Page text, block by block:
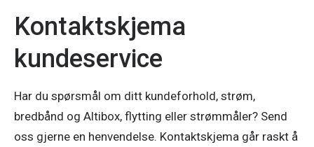
Kontaktskjema
kundeservice
Har du spørsmål om ditt kundeforhold, strøm,
bredbånd og Altibox, flytting eller strømmåler? Send
oss gjerne en henvendelse. Kontaktskjema går raskt å